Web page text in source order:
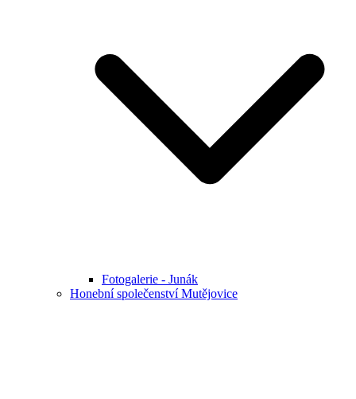
Fotogalerie - Junák
Honební společenství Mutějovice